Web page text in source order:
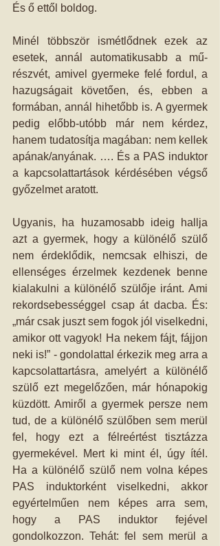
És ő ettől boldog.
Minél többször ismétlődnek ezek az
esetek, annál automatikusabb a mű-
részvét, amivel gyermeke felé fordul, a
hazugságait követően, és, ebben a
formában, annál hihetőbb is. A gyermek
pedig előbb-utóbb már nem kérdez,
hanem tudatosítja magában: nem kellek
apának/anyának. …. És a PAS induktor
a kapcsolattartások kérdésében végső
győzelmet aratott.
Ugyanis, ha huzamosabb ideig hallja
azt a gyermek, hogy a különélő szülő
nem érdeklődik, nemcsak elhiszi, de
ellenséges érzelmek kezdenek benne
kialakulni a különélő szülője iránt. Ami
rekordsebességgel csap át dacba. És:
„már csak juszt sem fogok jól viselkedni,
amikor ott vagyok! Ha nekem fájt, fájjon
neki is!” - gondolattal érkezik meg arra a
kapcsolattartásra, amelyért a különélő
szülő ezt megelőzően, már hónapokig
küzdött. Amiről a gyermek persze nem
tud, de a különélő szülőben sem merül
fel, hogy ezt a félreértést tisztázza
gyermekével. Mert ki mint él, úgy ítél.
Ha a különélő szülő nem volna képes
PAS induktorként viselkedni, akkor
egyértelműen nem képes arra sem,
hogy a PAS induktor fejével
gondolkozzon. Tehát: fel sem merül a